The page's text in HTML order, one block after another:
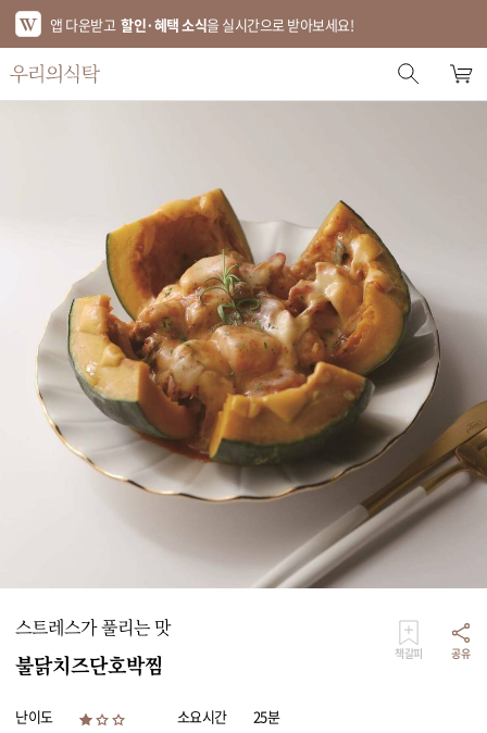
앱 다운받고 할인·혜택 소식을 실시간으로 받아보세요!
한정특가
베스트
신상품
기획전
브랜드
푸드
키친
가전
스트레스가 풀리는 맛
불닭치즈단호박찜 책갈피 공유
난이도 소요시간
25분